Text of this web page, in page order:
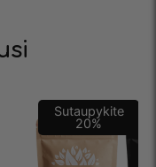
Sutaupykite
20%